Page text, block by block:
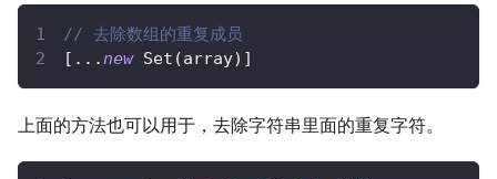
// 去除数组的重复成员
[ ...new Set (array) ]
上面的方法也可以用于，去除字符串里面的重复字符。